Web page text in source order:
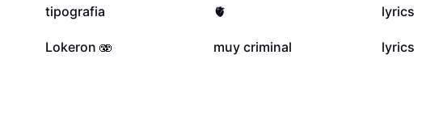
72,6 mil
tipografia 66,6 mil
🫀 63,2 mil
lyrics
20,1 mil
Lokeron 🫨 19,5 mil
muy criminal 17,8 mil
lyrics